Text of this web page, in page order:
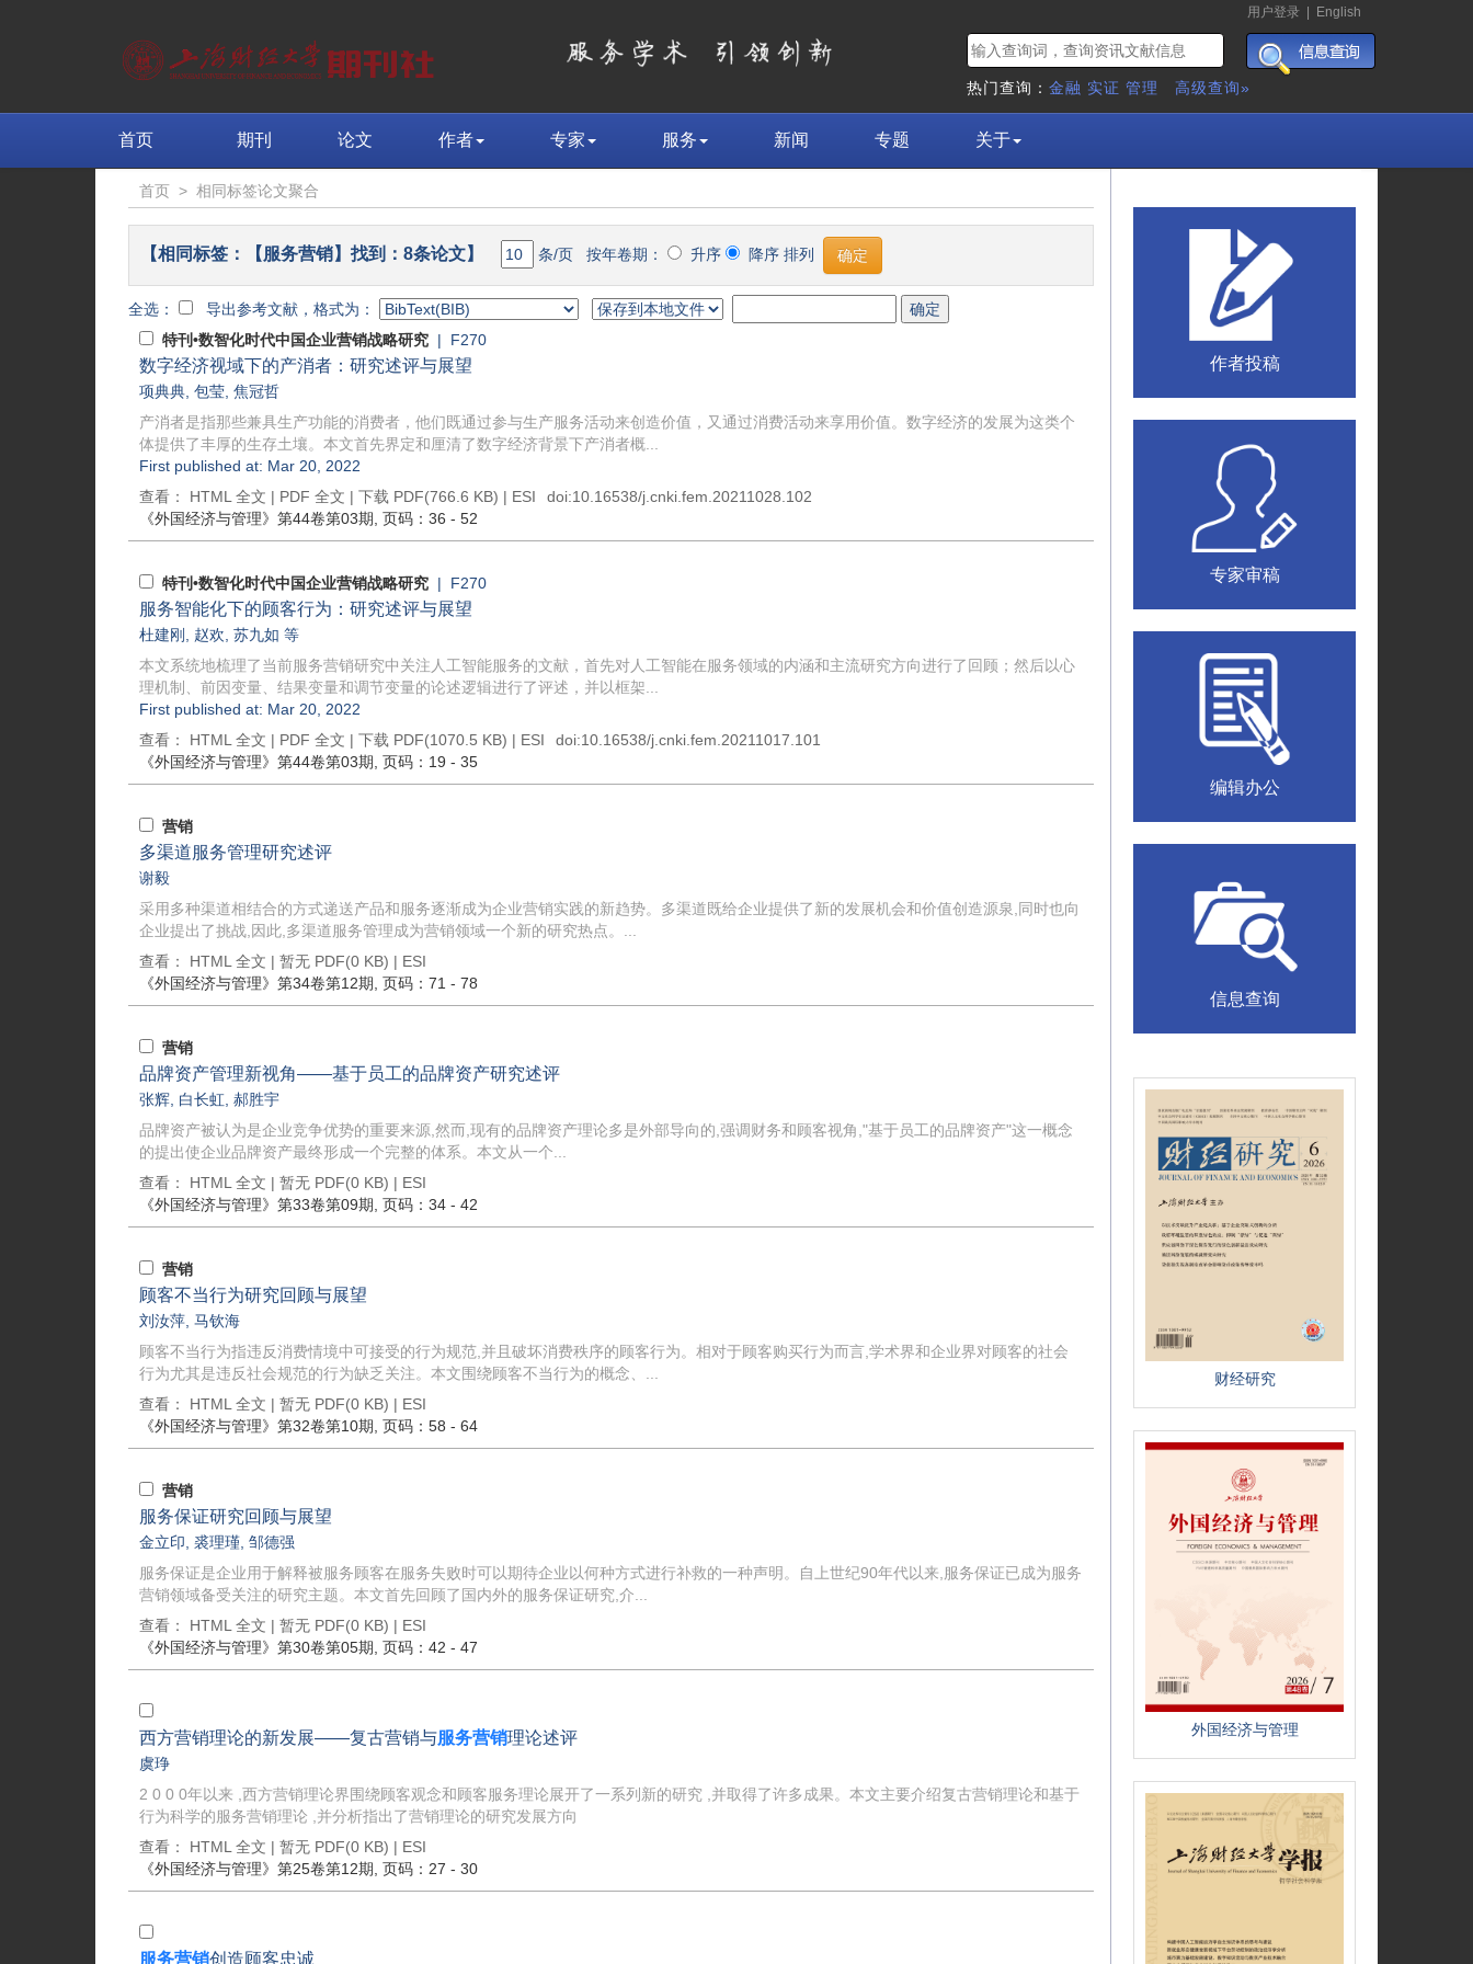
用户登录 English
热门查询： 金融 实证 管理 高级查询»
首页 期刊 论文 作者 专家 服务 新闻 专题 关于
首页 > 相同标签论文聚合
【相同标签：【服务营销】找到：8条论文】 条/页 按年卷期： 升序 降序 排列
全选：
导出参考文献，格式为：
特刊•数智化时代中国企业营销战略研究 | F270
数字经济视域下的产消者：研究述评与展望
项典典 包莹 焦冠哲
产消者是指那些兼具生产功能的消费者，他们既通过参与生产服务活动来创造价值，又通过消费活动来享用价值。数字经济的发展为这类个
体提供了丰厚的生存土壤。本文首先界定和厘清了数字经济背景下产消者概...
First published at: Mar 20, 2022
查看： HTML 全文 | PDF 全文 | 下载 PDF(766.6 KB) | ESI doi:10.16538/j.cnki.fem.20211028.102
《外国经济与管理》 第44卷第03期 , 页码：36 - 52
特刊•数智化时代中国企业营销战略研究 | F270
服务智能化下的顾客行为：研究述评与展望
杜建刚 赵欢 苏九如 等
本文系统地梳理了当前服务营销研究中关注人工智能服务的文献，首先对人工智能在服务领域的内涵和主流研究方向进行了回顾；然后以心
理机制、前因变量、结果变量和调节变量的论述逻辑进行了评述，并以框架...
First published at: Mar 20, 2022
查看： HTML 全文 | PDF 全文 | 下载 PDF(1070.5 KB) | ESI doi:10.16538/j.cnki.fem.20211017.101
《外国经济与管理》 第44卷第03期 , 页码：19 - 35
营销
多渠道服务管理研究述评
谢毅
采用多种渠道相结合的方式递送产品和服务逐渐成为企业营销实践的新趋势。多渠道既给企业提供了新的发展机会和价值创造源泉,同时也向
企业提出了挑战,因此,多渠道服务管理成为营销领域一个新的研究热点。...
查看： HTML 全文 | 暂无 PDF(0 KB) | ESI
《外国经济与管理》 第34卷第12期 , 页码：71 - 78
营销
品牌资产管理新视角——基于员工的品牌资产研究述评
张辉 白长虹 郝胜宇
品牌资产被认为是企业竞争优势的重要来源,然而,现有的品牌资产理论多是外部导向的,强调财务和顾客视角,"基于员工的品牌资产"这一概念
的提出使企业品牌资产最终形成一个完整的体系。本文从一个...
查看： HTML 全文 | 暂无 PDF(0 KB) | ESI
《外国经济与管理》 第33卷第09期 , 页码：34 - 42
营销
顾客不当行为研究回顾与展望
刘汝萍 马钦海
顾客不当行为指违反消费情境中可接受的行为规范,并且破坏消费秩序的顾客行为。相对于顾客购买行为而言,学术界和企业界对顾客的社会
行为尤其是违反社会规范的行为缺乏关注。本文围绕顾客不当行为的概念、...
查看： HTML 全文 | 暂无 PDF(0 KB) | ESI
《外国经济与管理》 第32卷第10期 , 页码：58 - 64
营销
服务保证研究回顾与展望
金立印 裘理瑾 邹德强
服务保证是企业用于解释被服务顾客在服务失败时可以期待企业以何种方式进行补救的一种声明。自上世纪90年代以来,服务保证已成为服务
营销领域备受关注的研究主题。本文首先回顾了国内外的服务保证研究,介...
查看： HTML 全文 | 暂无 PDF(0 KB) | ESI
《外国经济与管理》 第30卷第05期 , 页码：42 - 47
西方营销理论的新发展——复古营销与服务营销理论述评
虞琤
2 0 0 0年以来 ,西方营销理论界围绕顾客观念和顾客服务理论展开了一系列新的研究 ,并取得了许多成果。本文主要介绍复古营销理论和基于
行为科学的服务营销理论 ,并分析指出了营销理论的研究发展方向
查看： HTML 全文 | 暂无 PDF(0 KB) | ESI
《外国经济与管理》 第25卷第12期 , 页码：27 - 30
服务营销创造顾客忠诚
作者投稿
专家审稿
编辑办公
信息查询
财经研究
外国经济与管理